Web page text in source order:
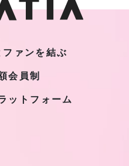
ァンを結ぶ
会員制
ットフォーム